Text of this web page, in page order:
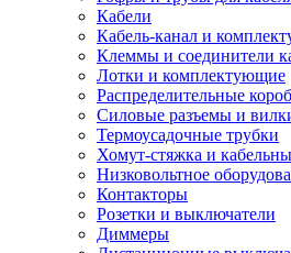
Кабели
Кабель-канал и
Клеммы и соединители
Лотки и комплектующие
Распределительные
Силовые разъемы и
Термоусадочные трубки
Хомут-стяжка и
Низковольтное
Контакторы
Розетки и выключатели
Диммеры